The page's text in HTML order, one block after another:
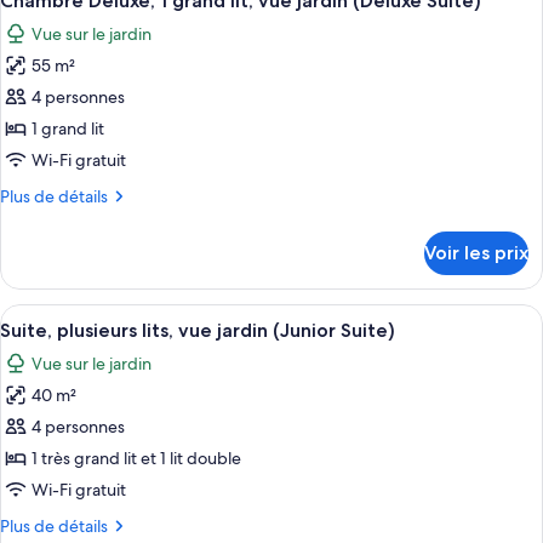
grand
lit
chambre
Suite,
très
grand
lit
toutes
les
photos
pour
ce
type
chambre :
grand
lit,
vue
jardin
(Deluxe
Suite)
Vue sur le jardin
55 m²
4 personnes
1 grand lit
Wi-Fi gratuit
Plus de détails
Plus
le
type
de
chambre
Chambre
Deluxe,
grand
lit,
vue
jardin
(Deluxe
Voir les prix
Afficher
toutes
les
photos
pour
ce
type
Une chambre spacieuse avec un
4
Suite, plusieurs lits, vue jardin (Junior Suite)
Vue sur le jardin
40 m²
4 personnes
1 très grand lit et 1 lit double
Wi-Fi gratuit
Plus de détails
Plus